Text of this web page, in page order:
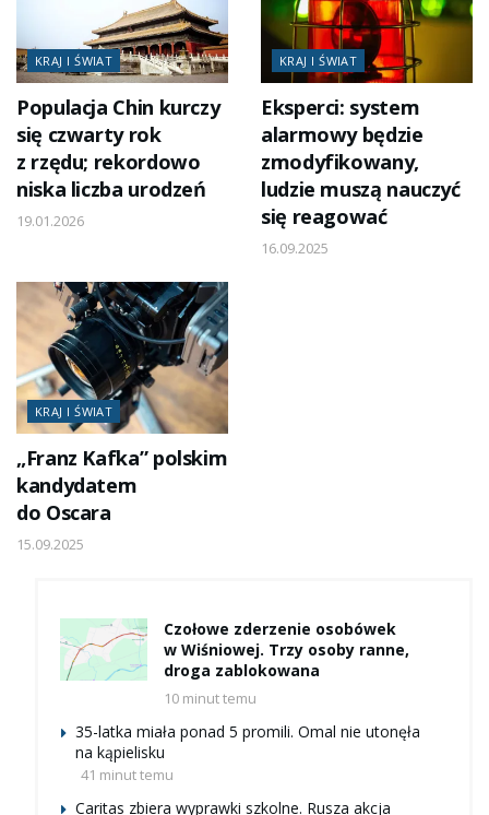
KRAJ I ŚWIAT
Populacja Chin kurczy
się czwarty rok
z rzędu; rekordowo
niska liczba urodzeń
19.01.2026
KRAJ I ŚWIAT
Eksperci: system
alarmowy będzie
zmodyfikowany,
ludzie muszą nauczyć
się reagować
16.09.2025
KRAJ I ŚWIAT
„Franz Kafka” polskim
kandydatem
do Oscara
15.09.2025
Czołowe zderzenie osobówek
w Wiśniowej. Trzy osoby ranne,
droga zablokowana
10 minut temu
35-latka miała ponad 5 promili. Omal nie utonęła
na kąpielisku
41 minut temu
Caritas zbiera wyprawki szkolne. Rusza akcja